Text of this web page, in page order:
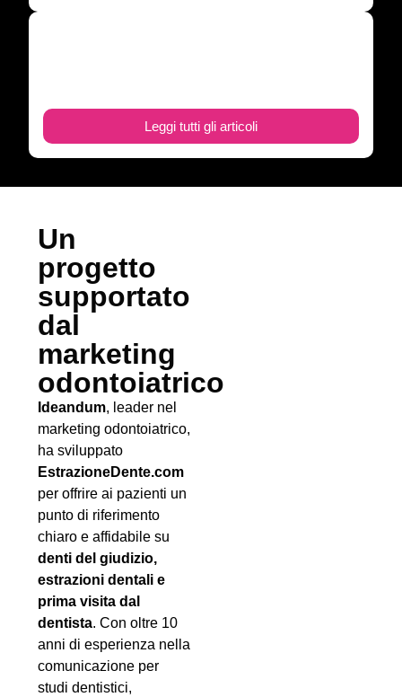
Leggi tutti gli articoli
Un
progetto
supportato
dal
marketing
odontoiatrico
Ideandum, leader nel
marketing odontoiatrico,
ha sviluppato
EstrazioneDente.com
per offrire ai pazienti un
punto di riferimento
chiaro e affidabile su
denti del giudizio,
estrazioni dentali e
prima visita dal
dentista. Con oltre 10
anni di esperienza nella
comunicazione per
studi dentistici,